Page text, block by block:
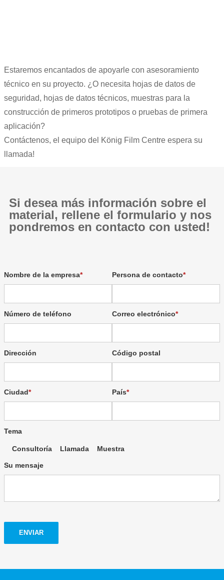
Estaremos encantados de apoyarle con asesoramiento
técnico en su proyecto. ¿O necesita hojas de datos de
seguridad, hojas de datos técnicos, muestras para la
construcción de primeros prototipos o pruebas de primera
aplicación?
Contáctenos, el equipo del König Film Centre espera su
llamada!
Si desea más información sobre el
material, rellene el formulario y nos
pondremos en contacto con usted!
Nombre de la empresa Persona de contacto
Número de teléfono Correo electrónico
Dirección Código postal
Ciudad País
Tema
Consultoría Llamada Muestra
Su mensaje
ENVIAR